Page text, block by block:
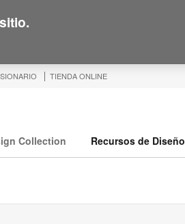
TIENDA ONLINE
Collection Recursos de Diseño